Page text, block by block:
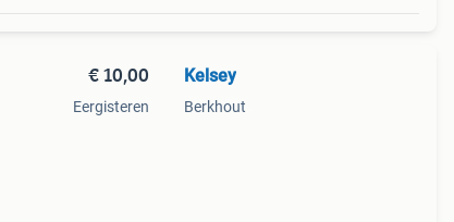
€ 10,00
Eergisteren
Kelsey
Berkhout